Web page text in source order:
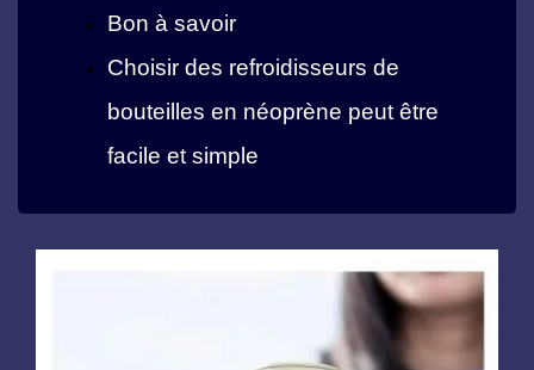
Bon à savoir
Choisir des refroidisseurs de
bouteilles en néoprène peut être
facile et simple